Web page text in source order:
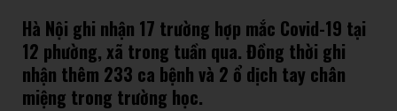
Hà Nội ghi nhận 17 trường hợp mắc Covid-19 tại
12 phường, xã trong tuần qua. Đồng thời ghi
nhận thêm 233 ca bệnh và 2 ổ dịch tay chân
miệng trong trường học.